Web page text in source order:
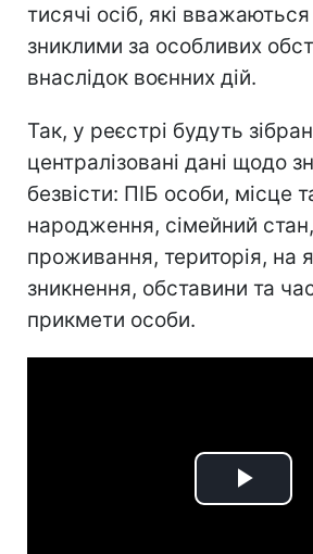
тисячі осіб, які вважаються
зниклими за особливих
внаслідок воєнних дій.
Так, у реєстрі будуть
централізовані дані щодо
безвісти: ПІБ особи, місце
народження, сімейний
проживання, територія, на
зникнення, обставини та
прикмети особи.
Play